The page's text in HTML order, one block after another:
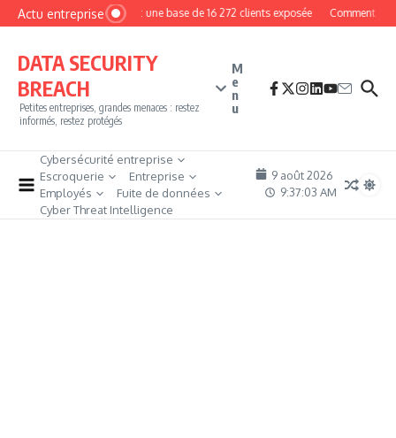
Aller au contenu
Actu entrepriseMyPhoto : une base de 16 272 clients exposée Comment
DATA SECURITY
BREACH
Petites entreprises, grandes menaces : restez
informés, restez protégés
M
e
n
u
Cybersécurité entreprise
Escroquerie
Entreprise
Employés
Fuite de données
Cyber Threat Intelligence
9 août 2026
9:37:04 AM